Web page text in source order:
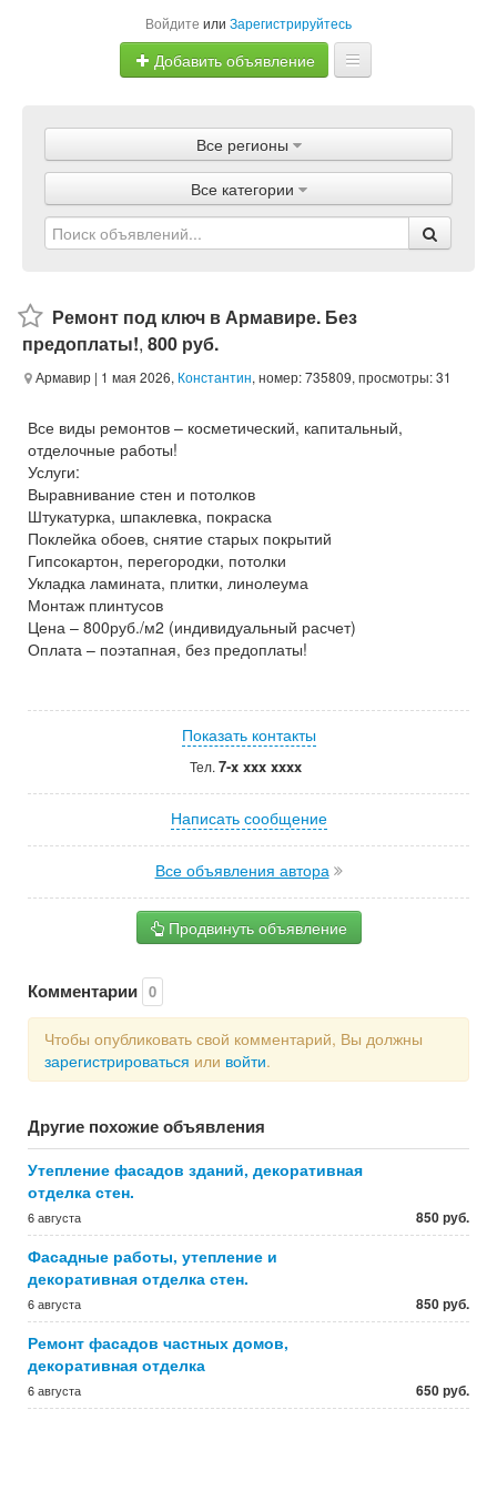
Войдите или Зарегистрируйтесь
Добавить объявление
Объявления
Магазины
Услуги
Все регионы
Все категории
Ремонт под ключ в Армавире. Без
предоплаты!, 800 руб.
Армавир | 1 мая 2026, Константин, номер: 735809, просмотры: 31
Все виды ремонтов – косметический, капитальный,
отделочные работы!
Услуги:
Выравнивание стен и потолков
Штукатурка, шпаклевка, покраска
Поклейка обоев, снятие старых покрытий
Гипсокартон, перегородки, потолки
Укладка ламината, плитки, линолеума
Монтаж плинтусов
Цена – 800руб./м2 (индивидуальный расчет)
Оплата – поэтапная, без предоплаты!
Показать контакты
Тел. 7-x xxx xxxx
Написать сообщение
Все объявления автора
Продвинуть объявление
Комментарии 0
Чтобы опубликовать свой комментарий, Вы должны
зарегистрироваться или войти.
Другие похожие объявления
Утепление фасадов зданий, декоративная
отделка стен.
6 августа 850 руб.
Фасадные работы, утепление и
декоративная отделка стен.
6 августа 850 руб.
Ремонт фасадов частных домов,
декоративная отделка
6 августа 650 руб.